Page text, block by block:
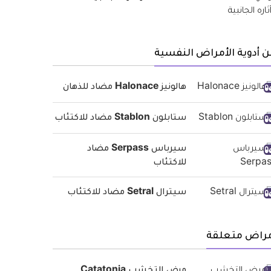
أدوية الأمراض النفسية
هالونيز Halonace مضاد للذهان
ستابلون Stablon مضاد للاكتئاب
سيرباس Serpass مضاد
للاكتئاب
سيترال Setral مضاد للاكتئاب
متعلقة